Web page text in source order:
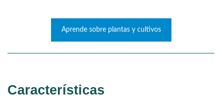
Aprende sobre plantas y cultivos
Características